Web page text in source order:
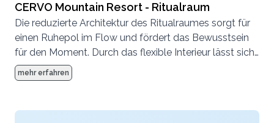
CERVO Mountain Resort - Ritualraum
Die reduzierte Architektur des Ritualraumes sorgt für
einen Ruhepol im Flow und fördert das Bewusstsein
für den Moment. Durch das flexible Interieur lässt sich
der Raum ganz unterschiedlich nutzen.
mehr erfahren